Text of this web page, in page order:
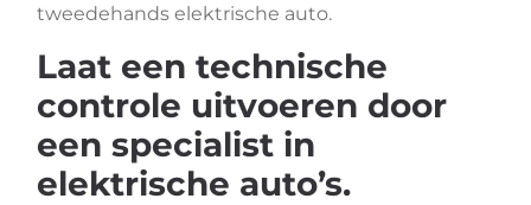
tweedehands elektrische auto.
Laat een technische
controle uitvoeren door
een specialist in
elektrische auto’s.